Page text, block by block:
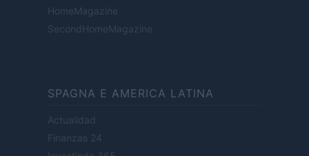
HomeMagazine
SecondHomeMagazine
SPAGNA E AMERICA LATINA
Actualidad
Finanzas 24